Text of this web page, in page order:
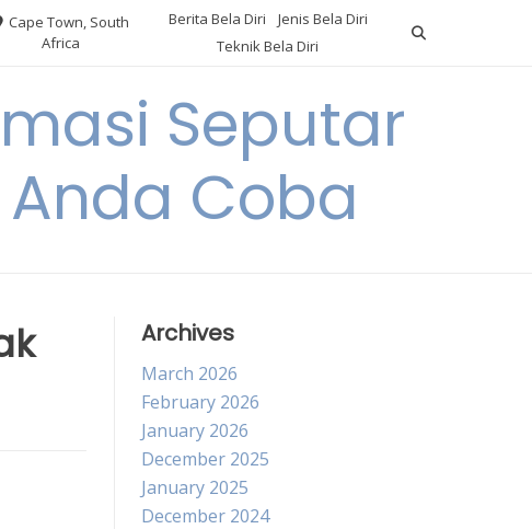
Cape Town, South
Africa
Berita Bela Diri
Jenis Bela Diri
Teknik Bela Diri
Seputar
Anda Coba
Archives
March 2026
February 2026
January 2026
December 2025
January 2025
December 2024